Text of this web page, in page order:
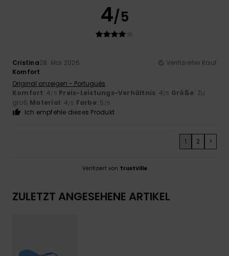
4/5
Cristina28. Mai 2026
Verifizierter Kauf
Komfort
Original anzeigen - Português
Komfort: 4/5 Preis-Leistungs-Verhältnis: 4/5 Größe: Zu
groß Material: 4/5 Farbe: 5 /5
Ich empfehle dieses Produkt
1 2 >
Verifiziert von TrustVille
ZULETZT ANGESEHENE ARTIKEL